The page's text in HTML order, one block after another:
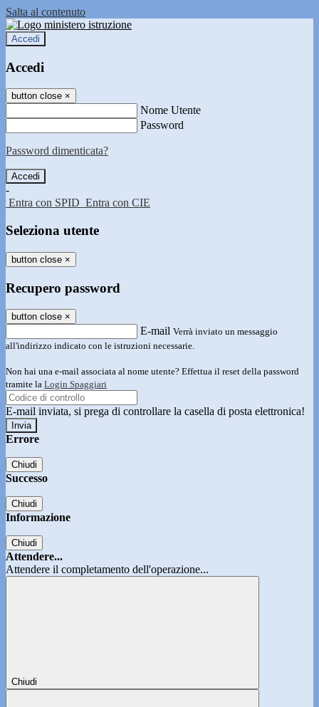
Salta al contenuto
Accedi
Accedi
button close ×
Nome Utente
Password
Password dimenticata?
-
Entra con SPID Entra con CIE
Seleziona utente
button close ×
Recupero password
button close ×
E-mail Verrà inviato un messaggio
all'indirizzo indicato con le istruzioni necessarie.
Non hai una e-mail associata al nome utente? Effettua il reset della password
tramite la Login Spaggiari
E-mail inviata, si prega di controllare la casella di posta elettronica!
Errore
Chiudi
Successo
Chiudi
Informazione
Chiudi
Attendere...
Attendere il completamento dell'operazione...
Chiudi